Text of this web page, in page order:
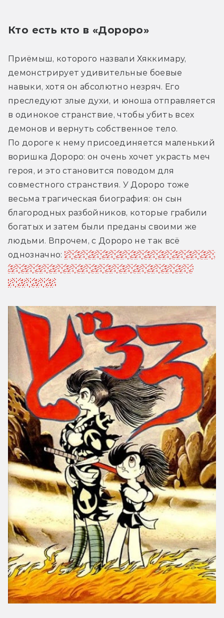
Кто есть кто в «Дороро»
Приёмыш, которого назвали Хяккимару,
демонстрирует удивительные боевые
навыки, хотя он абсолютно незряч. Его
преследуют злые духи, и юноша отправляется
в одинокое странствие, чтобы убить всех
демонов и вернуть собственное тело.
По дороге к нему присоединяется маленький
воришка Дороро: он очень хочет украсть меч
героя, и это становится поводом для
совместного странствия. У Дороро тоже
весьма трагическая биография: он сын
благородных разбойников, которые грабили
богатых и затем были преданы своими же
людьми. Впрочем, с Дороро не так всё
однозначно: впоследствии раскрывается, что
он девочка, хотя сам Дороро это яростно
отрицает...